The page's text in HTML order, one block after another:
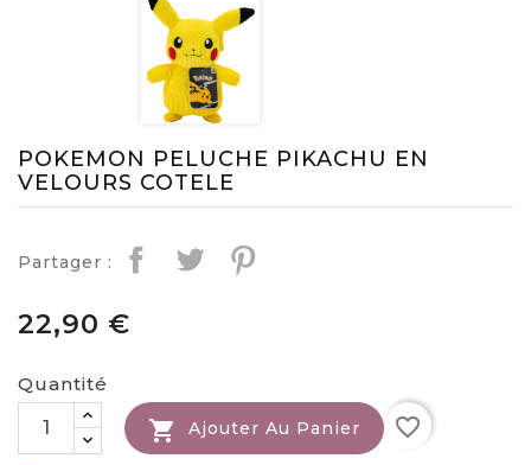
POKEMON PELUCHE PIKACHU EN
VELOURS COTELE
Partager :
22,90 €
Quantité
 Ajouter Au Panier favorite_border